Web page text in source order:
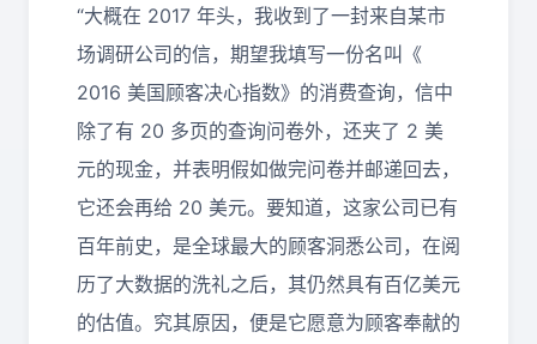
“大概在 2017 年头，我收到了一封来自某市
场调研公司的信，期望我填写一份名叫《
2016 美国顾客决心指数》的消费查询，信中
除了有 20 多页的查询问卷外，还夹了 2 美
元的现金，并表明假如做完问卷并邮递回去，
它还会再给 20 美元。要知道，这家公司已有
百年前史，是全球最大的顾客洞悉公司，在阅
历了大数据的洗礼之后，其仍然具有百亿美元
的估值。究其原因，便是它愿意为顾客奉献的